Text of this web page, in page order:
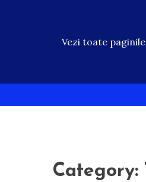
Vezi toate paginile
Category: